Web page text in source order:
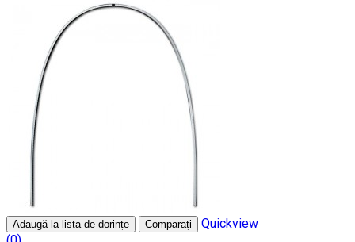
Adaugă la lista de dorințe Comparați
Quickview